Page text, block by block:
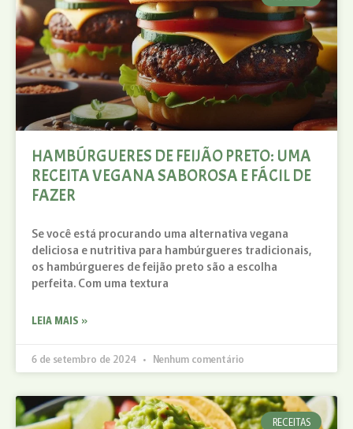
HAMBÚRGUERES DE FEIJÃO PRETO: UMA
RECEITA VEGANA SABOROSA E FÁCIL DE
FAZER
Se você está procurando uma alternativa vegana
deliciosa e nutritiva para hambúrgueres tradicionais,
os hambúrgueres de feijão preto são a escolha
perfeita. Com uma textura
LEIA MAIS »
6 de setembro de 2024 Nenhum comentário
RECEITAS